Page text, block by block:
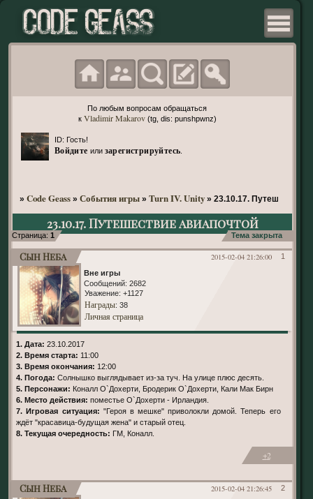
По любым вопросам обращаться
к Vladimir Makarov(tg, dis: punshpwnz)
ID: Гость!
Войдите или зарегистрируйтесь
» Code Geass » События игры » Turn IV. Unity » 23.10.17. Путешествие
23.10.17. Путешествие авиапочтой
Страница: 1 Тема закрыта
1
2015-02-04 21:26:00
Сын Неба
Вне игры
Сообщений: 2682
Уважение: +1127
Награды: 38
Личная страница
1. Дата: 23.10.2017
2. Время старта: 11:00
3. Время окончания: 12:00
4. Погода: Солнышко выглядывает из-за туч. На улице плюс десять.
5. Персонажи: Коналл О`Дохерти, Бродерик О`Дохерти, Кали Мак Бирн
6. Место действия: поместье О`Дохерти - Ирландия.
7. Игровая ситуация: "Героя в мешке" приволокли домой. Теперь его
ждёт "красавица-будущая жена" и старый отец.
8. Текущая очередность: ГМ, Коналл.
+2
2
2015-02-04 21:26:45
Сын Неба